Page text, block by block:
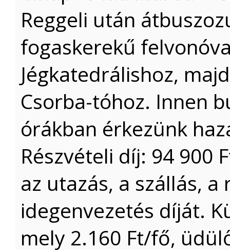
Reggeli után
fogaskerekű
Jégkatedrálishoz,
Csorba-tóhoz. Innen
órákban érkezünk
Részvételi díj: 94 900
az utazás, a szállás, a
idegenvezetés díját.
mely 2.160 Ft/fő,